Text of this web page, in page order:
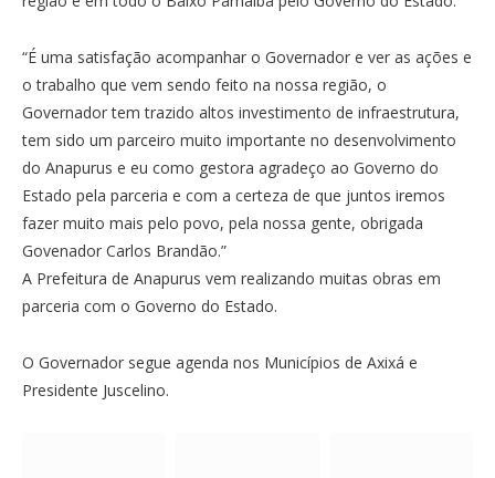
“É uma satisfação acompanhar o Governador e ver as ações e
o trabalho que vem sendo feito na nossa região, o
Governador tem trazido altos investimento de infraestrutura,
tem sido um parceiro muito importante no desenvolvimento
do Anapurus e eu como gestora agradeço ao Governo do
Estado pela parceria e com a certeza de que juntos iremos
fazer muito mais pelo povo, pela nossa gente, obrigada
Govenador Carlos Brandão.”
A Prefeitura de Anapurus vem realizando muitas obras em
parceria com o Governo do Estado.
O Governador segue agenda nos Municípios de Axixá e
Presidente Juscelino.